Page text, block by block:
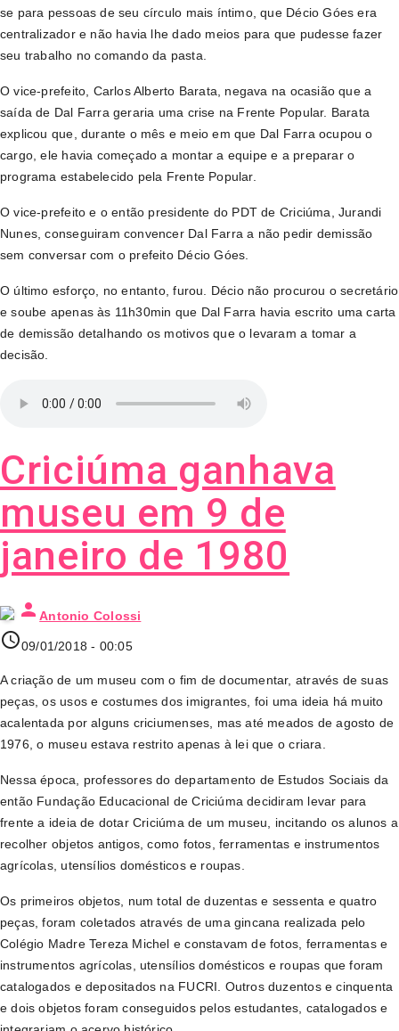
se para pessoas de seu círculo mais íntimo, que Décio Góes era
centralizador e não havia lhe dado meios para que pudesse fazer
seu trabalho no comando da pasta.
O vice-prefeito, Carlos Alberto Barata, negava na ocasião que a
saída de Dal Farra geraria uma crise na Frente Popular. Barata
explicou que, durante o mês e meio em que Dal Farra ocupou o
cargo, ele havia começado a montar a equipe e a preparar o
programa estabelecido pela Frente Popular.
O vice-prefeito e o então presidente do PDT de Criciúma, Jurandi
Nunes, conseguiram convencer Dal Farra a não pedir demissão
sem conversar com o prefeito Décio Góes.
O último esforço, no entanto, furou. Décio não procurou o secretário
e soube apenas às 11h30min que Dal Farra havia escrito uma carta
de demissão detalhando os motivos que o levaram a tomar a
decisão.
Criciúma ganhava
museu em 9 de
janeiro de 1980
person Antonio Colossi
access_time09/01/2018 - 00:05
A criação de um museu com o fim de documentar, através de suas
peças, os usos e costumes dos imigrantes, foi uma ideia há muito
acalentada por alguns criciumenses, mas até meados de agosto de
1976, o museu estava restrito apenas à lei que o criara.
Nessa época, professores do departamento de Estudos Sociais da
então Fundação Educacional de Criciúma decidiram levar para
frente a ideia de dotar Criciúma de um museu, incitando os alunos a
recolher objetos antigos, como fotos, ferramentas e instrumentos
agrícolas, utensílios domésticos e roupas.
Os primeiros objetos, num total de duzentas e sessenta e quatro
peças, foram coletados através de uma gincana realizada pelo
Colégio Madre Tereza Michel e constavam de fotos, ferramentas e
instrumentos agrícolas, utensílios domésticos e roupas que foram
catalogados e depositados na FUCRI. Outros duzentos e cinquenta
e dois objetos foram conseguidos pelos estudantes, catalogados e